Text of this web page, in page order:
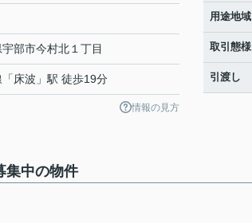
宇部市今村北 １丁目
「 床波 」駅 徒歩19分
情報の見方
用途地域
取引態様
引渡し
中の物件